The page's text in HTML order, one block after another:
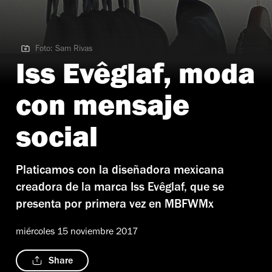
Foto: Sam Rivas
Foto: Sam Rivas
Iss Evêglaf, moda
con mensaje
social
Platicamos con la diseñadora mexicana
creadora de la marca Iss Evêglaf, que se
presenta por primera vez en MBFWMx
miércoles 15 noviembre 2017
Share